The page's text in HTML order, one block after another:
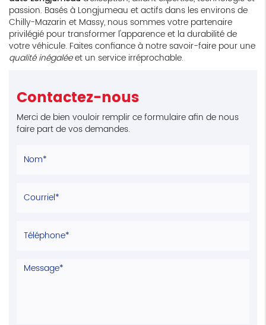
passion. Basés à Longjumeau et actifs dans les environs de
Chilly-Mazarin et Massy, nous sommes votre partenaire
privilégié pour transformer l'apparence et la durabilité de
votre véhicule. Faites confiance à notre savoir-faire pour une
qualité inégaléeet un service irréprochable.
Contactez-nous
Merci de bien vouloir remplir ce formulaire afin de nous
faire part de vos demandes.